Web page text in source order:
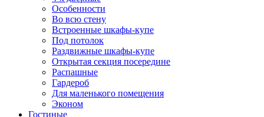
Особенности
Во всю стену
Встроенные шкафы-купе
Под потолок
Раздвижные шкафы-купе
Открытая секция посередине
Распашные
Гардероб
Для маленького помещения
Эконом
Гостиные